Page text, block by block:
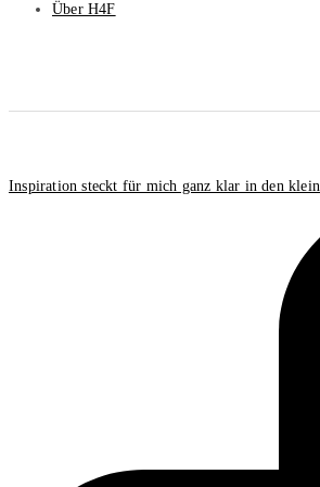
Über H4F
Inspiration steckt für mich ganz klar in den klein